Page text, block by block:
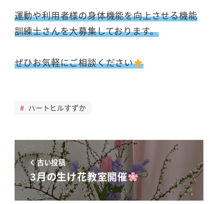
運動や利用者様の身体機能を向上させる機能
訓練士さんを大募集しております。
ぜひお気軽にご相談ください
ハートヒルすずか
古い投稿
3月の生け花教室開催